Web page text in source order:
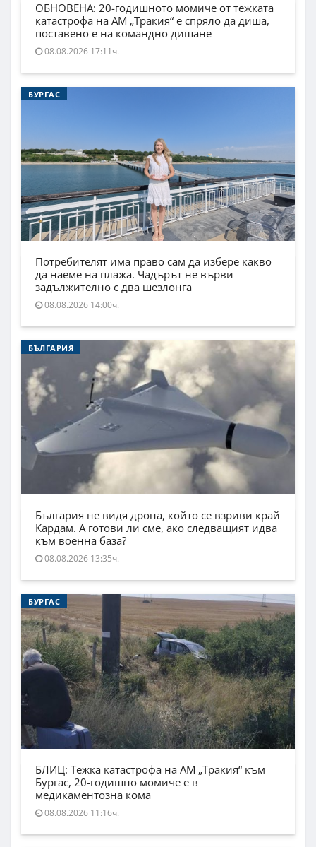
ОБНОВЕНА: 20-годишното момиче от тежката
катастрофа на АМ „Тракия“ е спряло да диша,
поставено е на командно дишане
08.08.2026 17:11ч.
БУРГАС
Потребителят има право сам да избере какво
да наеме на плажа. Чадърът не върви
задължително с два шезлонга
08.08.2026 14:00ч.
БЪЛГАРИЯ
България не видя дрона, който се взриви край
Кардам. А готови ли сме, ако следващият идва
към военна база?
08.08.2026 13:35ч.
БУРГАС
БЛИЦ: Тежка катастрофа на АМ „Тракия“ към
Бургас, 20-годишно момиче е в
медикаментозна кома
08.08.2026 11:16ч.